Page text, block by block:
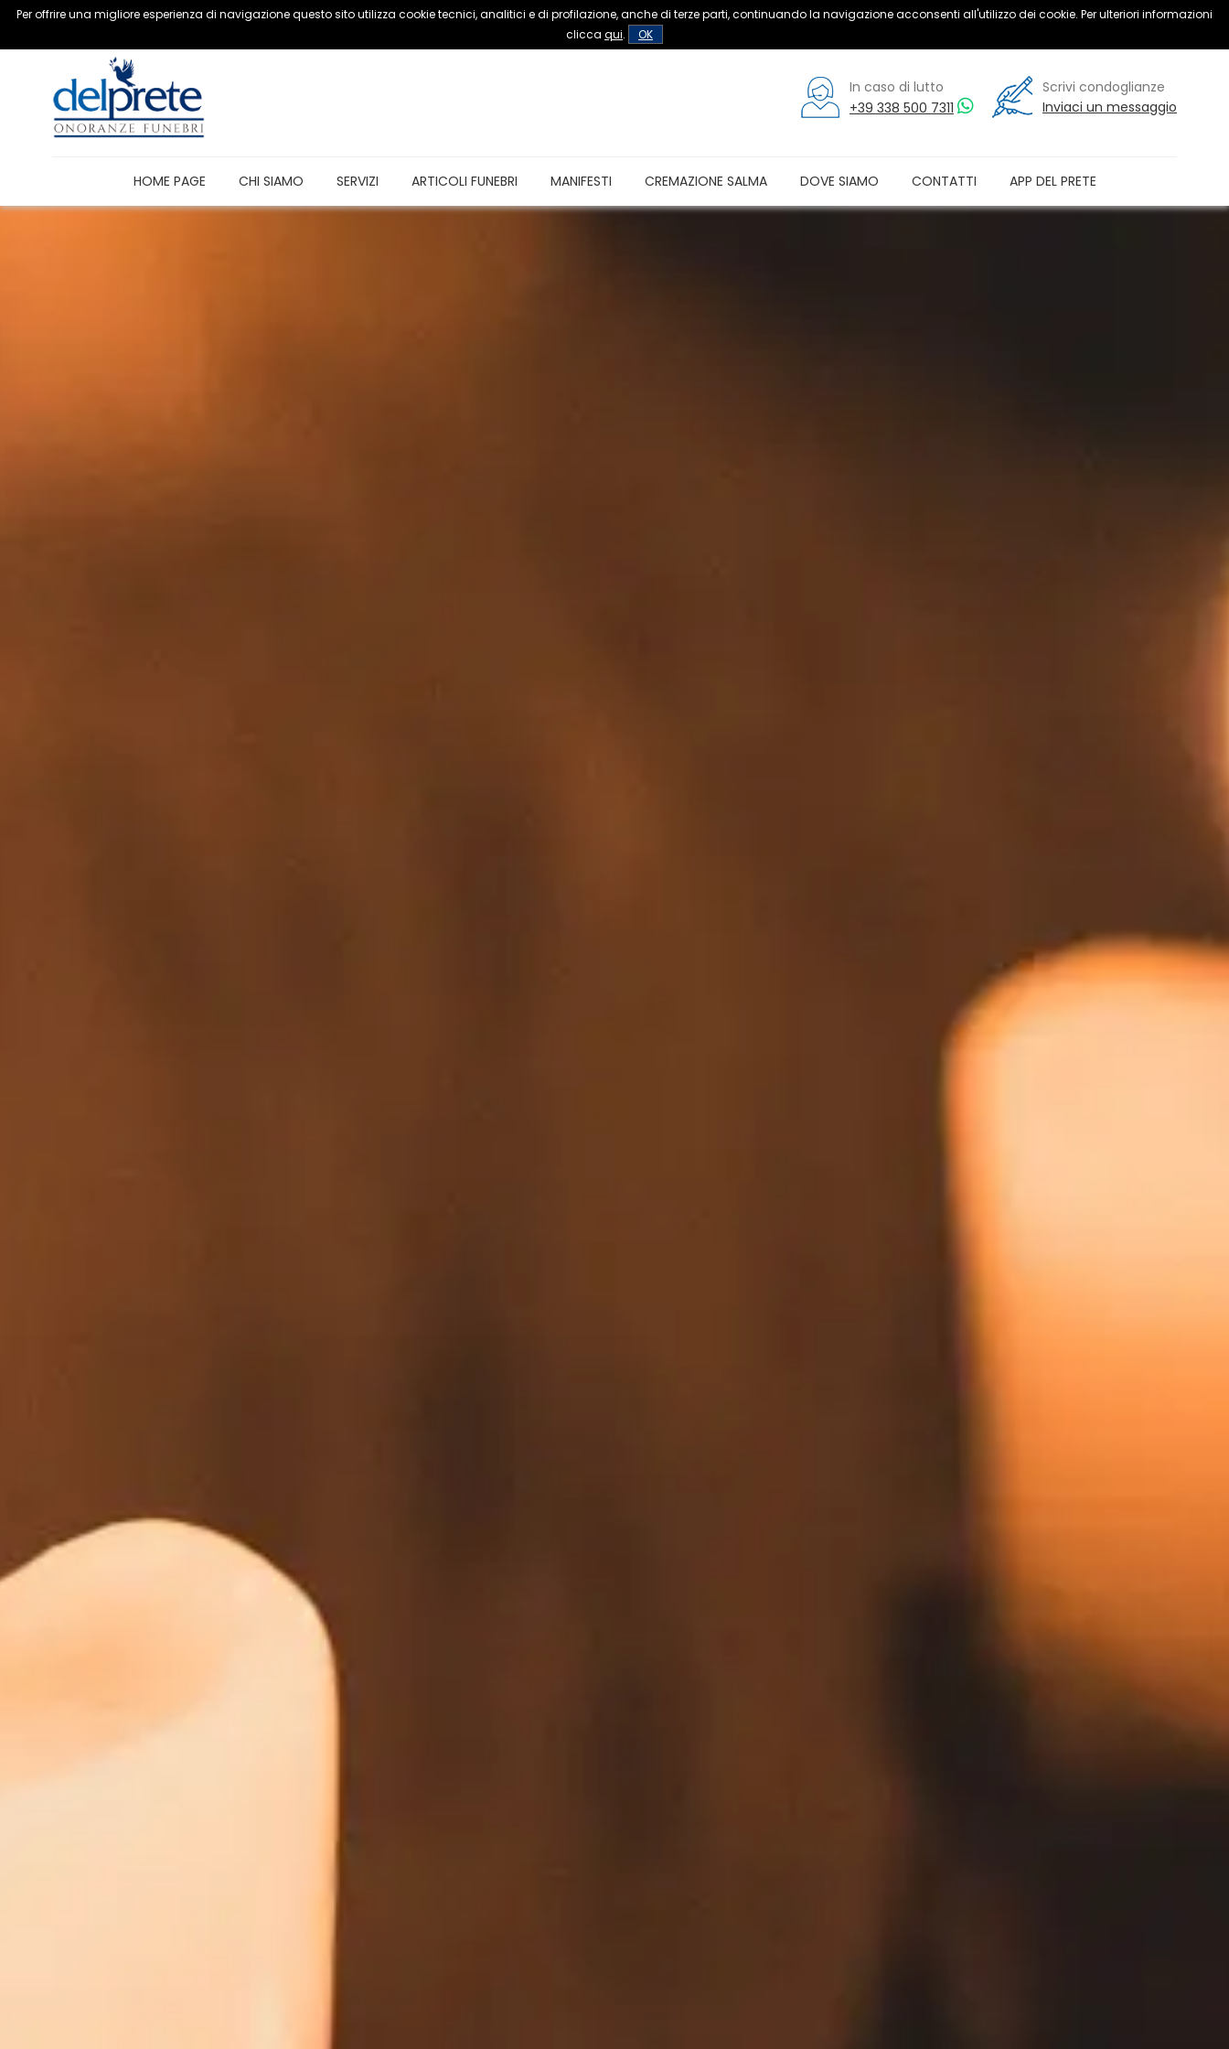
Per offrire una migliore esperienza di navigazione questo sito utilizza cookie tecnici, analitici e di profilazione, anche di terze parti, continuando la navigazione acconsenti all'utilizzo dei cookie. Per ulteriori informazioni
clicca qui. OK
Onoranze funebri Carovigno(Brindisi)
HOME PAGE CHI SIAMO SERVIZI ARTICOLI FUNEBRI MANIFESTI CREMAZIONE SALMA DOVE SIAMO CONTATTI APP DEL PRETE
In caso di lutto
+39 338 500 7311
Scrivi condoglianze
Inviaci un messaggio